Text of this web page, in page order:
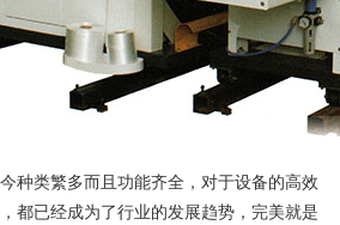
类繁多而且功能齐全，对于设备的高效
都已经成为了行业的发展趋势，完美就是